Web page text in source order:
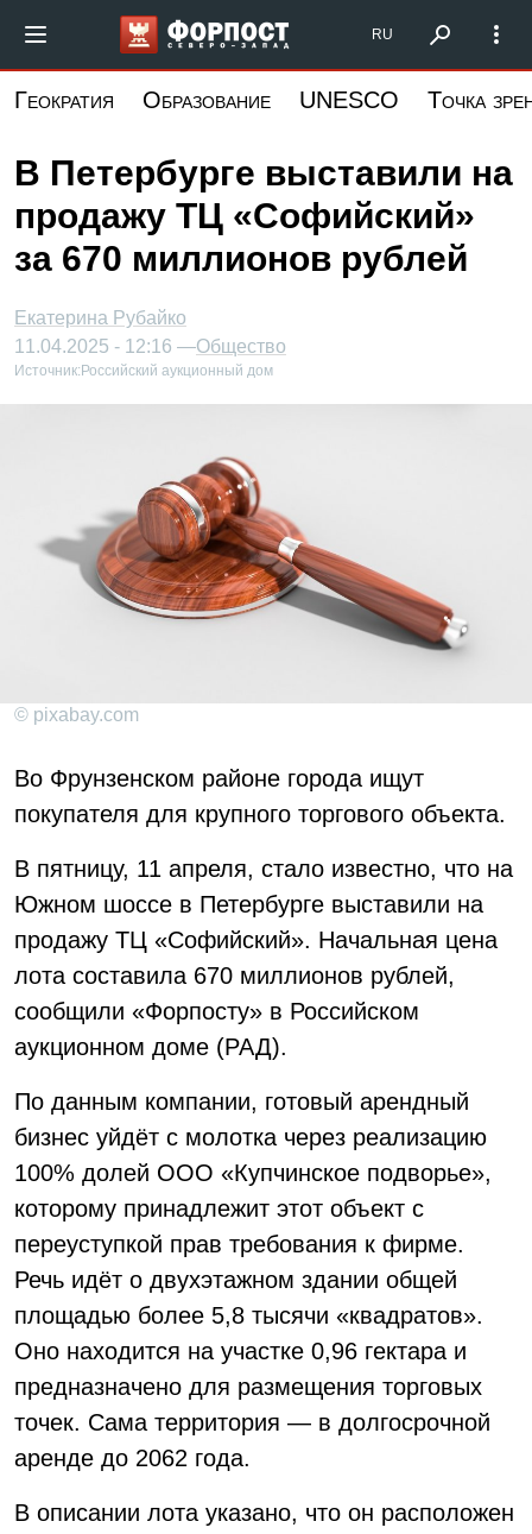
основному
Форпост Северо-Запад
RU
Геократия Образование UNESCO Точка
В Петербурге выставили на
продажу ТЦ «Софийский»
за 670 миллионов рублей
Екатерина Рубайко
11.04.2025 - 12:16 —Общество
Источник: Российский аукционный дом
© pixabay.com
Во Фрунзенском районе города ищут
покупателя для крупного торгового объекта.
В пятницу, 11 апреля, стало известно, что на
Южном шоссе в Петербурге выставили на
продажу ТЦ «Софийский». Начальная цена
лота составила 670 миллионов рублей,
сообщили «Форпосту» в Российском
аукционном доме (РАД).
По данным компании, готовый арендный
бизнес уйдёт с молотка через реализацию
100% долей ООО «Купчинское подворье»,
которому принадлежит этот объект с
переуступкой прав требования к фирме.
Речь идёт о двухэтажном здании общей
площадью более 5,8 тысячи «квадратов».
Оно находится на участке 0,96 гектара и
предназначено для размещения торговых
точек. Сама территория — в долгосрочной
аренде до 2062 года.
В описании лота указано, что он расположен